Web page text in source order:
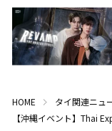
HOME
タイ関連ニュ
【沖縄イベント】Thai